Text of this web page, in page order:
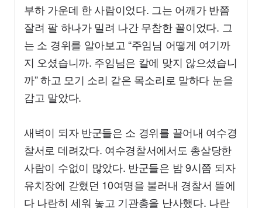
부하 가운데 한 사람이었다. 그는 어깨가 반쯤
잘려 팔 하나가 밀려 나간 무참한 꼴이었다. 그
는 소 경위를 알아보고 “주임님 어떻게 여기까
지 오셨습니까. 주임님은 칼에 맞지 않으셨습니
까” 하고 모기 소리 같은 목소리로 말하다 눈을
감고 말았다.
새벽이 되자 반군들은 소 경위를 끌어내 여수경
찰서로 데려갔다. 여수경찰서에서도 총살당한
사람이 수없이 많았다. 반군들은 밤 9시쯤 되자
유치장에 갇혔던 10여명을 불러내 경찰서 뜰에
다 나란히 세워 놓고 기관총을 난사했다. 나란